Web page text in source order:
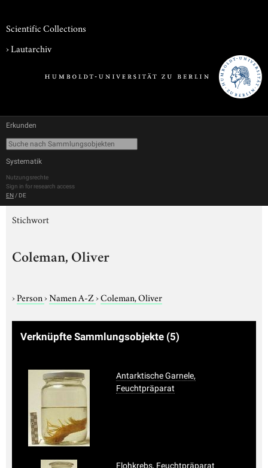
Scientific Collections
›Lautarchiv
Erkunden
Systematik
Nutzungsrechte
Sign in for research access
EN / DE
Stichwort
Coleman, Oliver
›Person›Namen A-Z›Coleman, Oliver
Verknüpfte Sammlungsobjekte (5)
Antarktische Garnele,
Feuchtpräparat
Flohkrebs, Feuchtpräparat